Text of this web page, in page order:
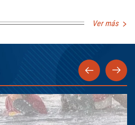
Ver más